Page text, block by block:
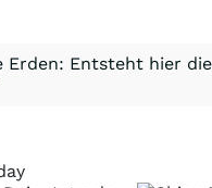
Erden: Entsteht hier